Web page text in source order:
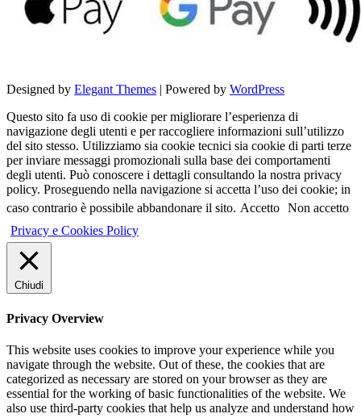
Designed by Elegant Themes | Powered by WordPress
Questo sito fa uso di cookie per migliorare l’esperienza di
navigazione degli utenti e per raccogliere informazioni sull’utilizzo
del sito stesso. Utilizziamo sia cookie tecnici sia cookie di parti terze
per inviare messaggi promozionali sulla base dei comportamenti
degli utenti. Può conoscere i dettagli consultando la nostra privacy
policy. Proseguendo nella navigazione si accetta l’uso dei cookie; in
caso contrario è possibile abbandonare il sito. Accetto Non accetto
Privacy e Cookies Policy
Chiudi
Privacy Overview
This website uses cookies to improve your experience while you
navigate through the website. Out of these, the cookies that are
categorized as necessary are stored on your browser as they are
essential for the working of basic functionalities of the website. We
also use third-party cookies that help us analyze and understand how